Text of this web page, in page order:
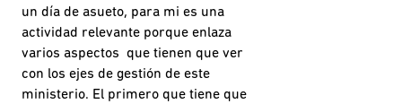
un día de asueto, para mi es una
actividad relevante porque enlaza
varios aspectos que tienen que ver
con los ejes de gestión de este
ministerio. El primero que tiene que